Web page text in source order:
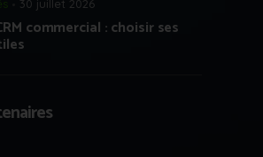
30 juillet 2026
commercial : choisir ses